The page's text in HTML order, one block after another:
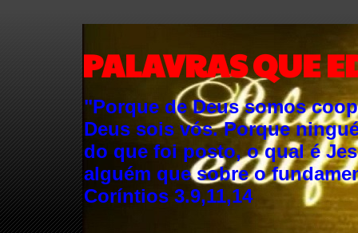
PALAVRAS QUE
"Porque de Deus somos
Deus sois vós. Porque
do que foi posto, o qual é
alguém que sobre o
Coríntios 3.9,11,14